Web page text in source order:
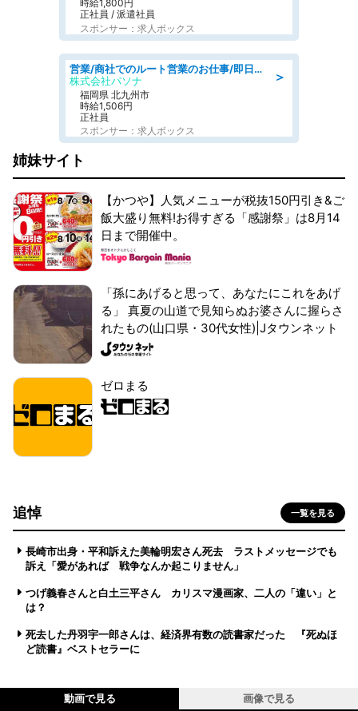
時給1,800円
正社員 / 派遣社員
スポンサー：求人ボックス
＞
営業/商社でのルート営業のお仕事/即日勤務可/車通勤可/営業
株式会社パソナ
福岡県 北九州市
時給1,506円
正社員
スポンサー：求人ボックス
姉妹サイト
【かつや】人気メニューが税抜150円引き&ご
飯大盛り無料!お得すぎる「感謝祭」は8月14
日まで開催中。
「孫にあげると思って、あなたにこれをあげ
る」 真夏の山道で見知らぬお婆さんに握らさ
れたもの(山口県・30代女性)|Jタウンネット
ゼロまる
追悼 一覧を見る
長崎市出身・平和訴えた美輪明宏さん死去 ラストメッセージでも
訴え「愛があれば 戦争なんか起こりません」
つげ義春さんと白土三平さん カリスマ漫画家、二人の「違い」と
は？
死去した丹羽宇一郎さんは、経済界有数の読書家だった 『死ぬほ
ど読書』ベストセラーに
動画で見る 画像で見る